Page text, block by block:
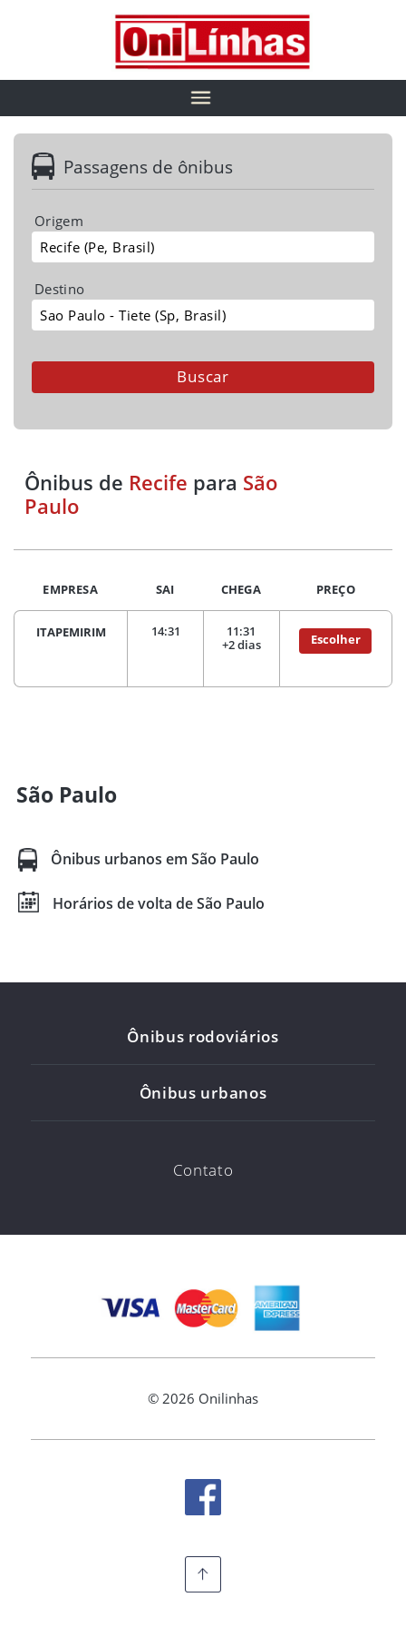
Passagens de ônibus
Origem
Destino
Ônibus de Recife para São
Paulo
EMPRESA SAI CHEGA PREÇO
ITAPEMIRIM 14:31
11:31
+2 dias
Escolher
São Paulo
Ônibus urbanos em São Paulo
Horários de volta de São Paulo
Ônibus rodoviários
Ônibus urbanos
Contato
© 2026 Onilinhas